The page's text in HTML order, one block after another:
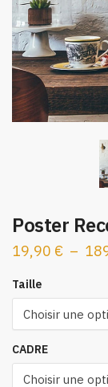
Poster
19,90 € –
Taille
CADRE